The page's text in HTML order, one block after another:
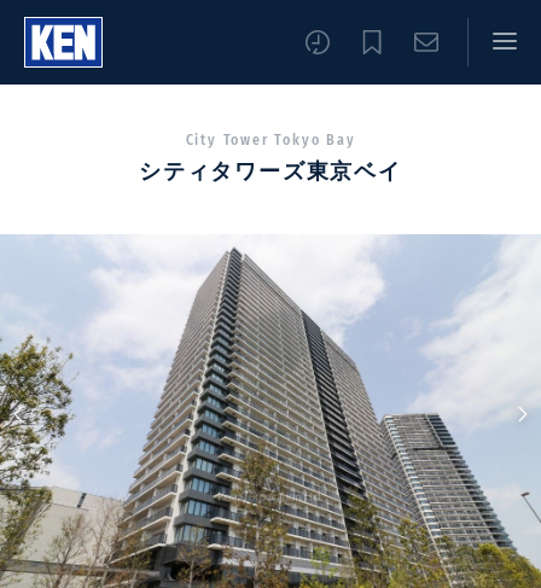
City Tower Tokyo Bay
シティタワーズ東京ベイ